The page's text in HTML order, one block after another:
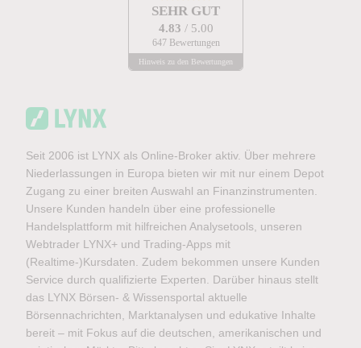
SEHR GUT
4.83 / 5.00
647 Bewertungen
Hinweis zu den Bewertungen
Seit 2006 ist LYNX als Online-Broker aktiv. Über mehrere
Niederlassungen in Europa bieten wir mit nur einem Depot
Zugang zu einer breiten Auswahl an Finanzinstrumenten.
Unsere Kunden handeln über eine professionelle
Handelsplattform mit hilfreichen Analysetools, unseren
Webtrader LYNX+ und Trading-Apps mit
(Realtime-)Kursdaten. Zudem bekommen unsere Kunden
Service durch qualifizierte Experten. Darüber hinaus stellt
das LYNX Börsen- & Wissensportal aktuelle
Börsennachrichten, Marktanalysen und edukative Inhalte
bereit – mit Fokus auf die deutschen, amerikanischen und